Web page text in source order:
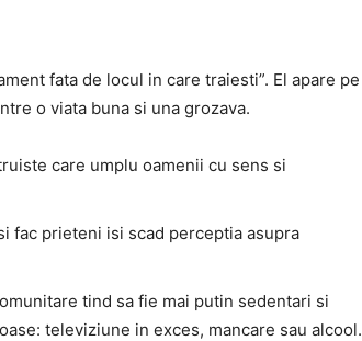
fata de locul in care traiesti”. El apare pe
o viata buna si una grozava.
care umplu oamenii cu sens si
fac prieteni isi scad perceptia asupra
tind sa fie mai putin sedentari si
televiziune in exces, mancare sau alcool.